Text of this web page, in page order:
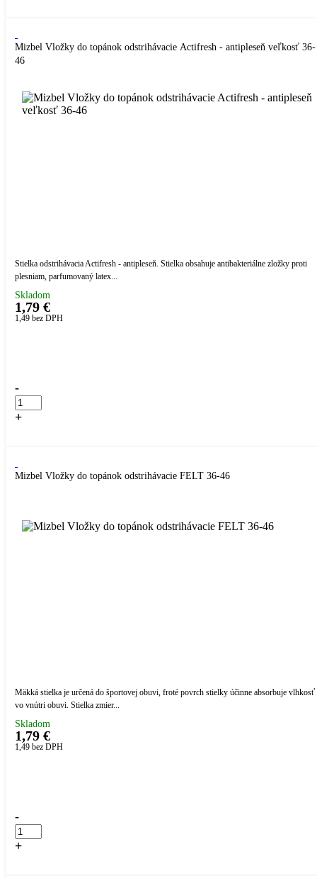
Mizbel Vložky do topánok odstrihávacie Actifresh - antipleseň veľkosť 36-
46
Stielka odstrihávacia Actifresh - antipleseň. Stielka obsahuje antibakteriálne zložky proti
plesniam, parfumovaný latex...
Skladom
1,79 €
1,49 bez DPH
-
+
Mizbel Vložky do topánok odstrihávacie FELT 36-46
Mäkká stielka je určená do športovej obuvi, froté povrch stielky účinne absorbuje vlhkosť
vo vnútri obuvi. Stielka zmier...
Skladom
1,79 €
1,49 bez DPH
-
+